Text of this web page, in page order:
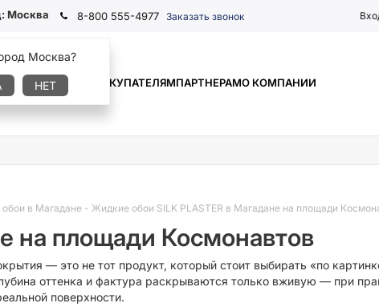
Москва
Москва?
НЕТ
8-800 555-4977 Заказать звонок
ИНФОРМАЦИЯ ПОКУПАТЕЛЯМПАРТНЕРАМО КОМПАНИИ
в Магадане - Жидкие обои SILK PLASTER в Магадане на площади
на площади Космонавтов
— это не тот продукт, который стоит выбирать «по
оттенка и фактура раскрываются только вживую — при
поверхности.